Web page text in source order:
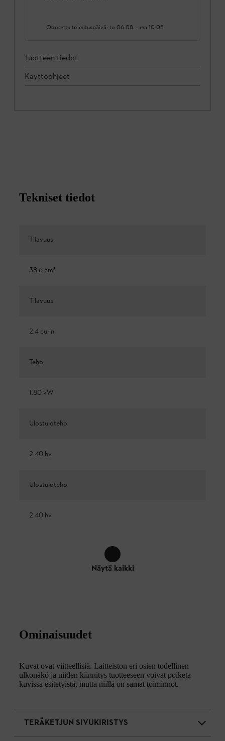
Odotettu toimituspäivä: to 06.08. - ma 10.08.
Tuotteen tiedot
Käyttöohjeet
Tekniset tiedot
Tilavuus
38.6 cm³
Tilavuus
2.4 cu-in
Teho
1.80 kW
Ulostuloteho
2.40 hv
Ulostuloteho
2.40 hv
Näytä kaikki
Ominaisuudet
Kuvat ovat viitteellisiä. Laitteiston eri osien todellinen
ulkonäkö ja niiden kiinnitys tuotteeseen voivat poiketa
kuvissa esitetyistä, mutta niillä on samat toiminnot.
TERÄKETJUN SIVUKIRISTYS